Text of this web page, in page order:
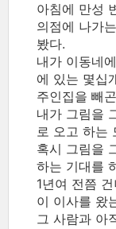
아침에 만성
의점에 나가
봤다.
내가 이동네
에 있는 몇십
주인집을 빼
내가 그림을
로 오고 하는
혹시 그림을
하는 기대를
1년여 전쯤
이 이사를 왔
그 사람과 아